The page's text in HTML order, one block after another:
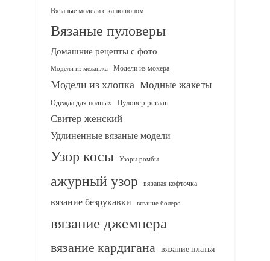
Вязаные модели с капюшоном
Вязаные пуловеры
Домашние рецепты с фото
Модели из меланжа Модели из мохера
Модели из хлопка Модные жакеты
Одежда для полных Пуловер реглан
Свитер женский
Удлиненные вязаные модели
Узор косы Узоры ромбы
ажурный узор вязаная кофточка
вязание безрукавки вязание болеро
вязание джемпера
вязание кардигана вязание платья